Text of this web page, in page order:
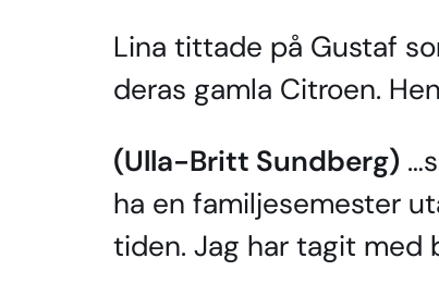
Lina tittade på Gustaf
deras gamla Citroen.
(Ulla-Britt Sundberg)
ha en familjesemester
tiden. Jag har tagit med